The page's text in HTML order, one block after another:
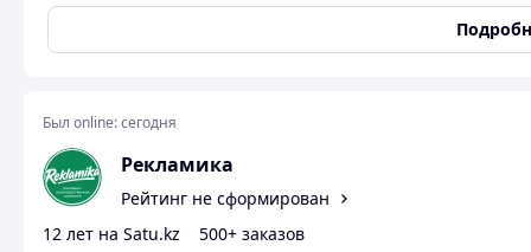
Изготовление сумок
В последнее время пластиковые пакеты неустанно
предпочтение более экологичным вариантам —
наносят вред окружающей среде. А с нанесенным
рекламы, продвижения и повышения узнаваемости
Был online:сегодня
Рекламика
Рейтинг не сформирован
12 лет на Satu.kz
500+ заказов